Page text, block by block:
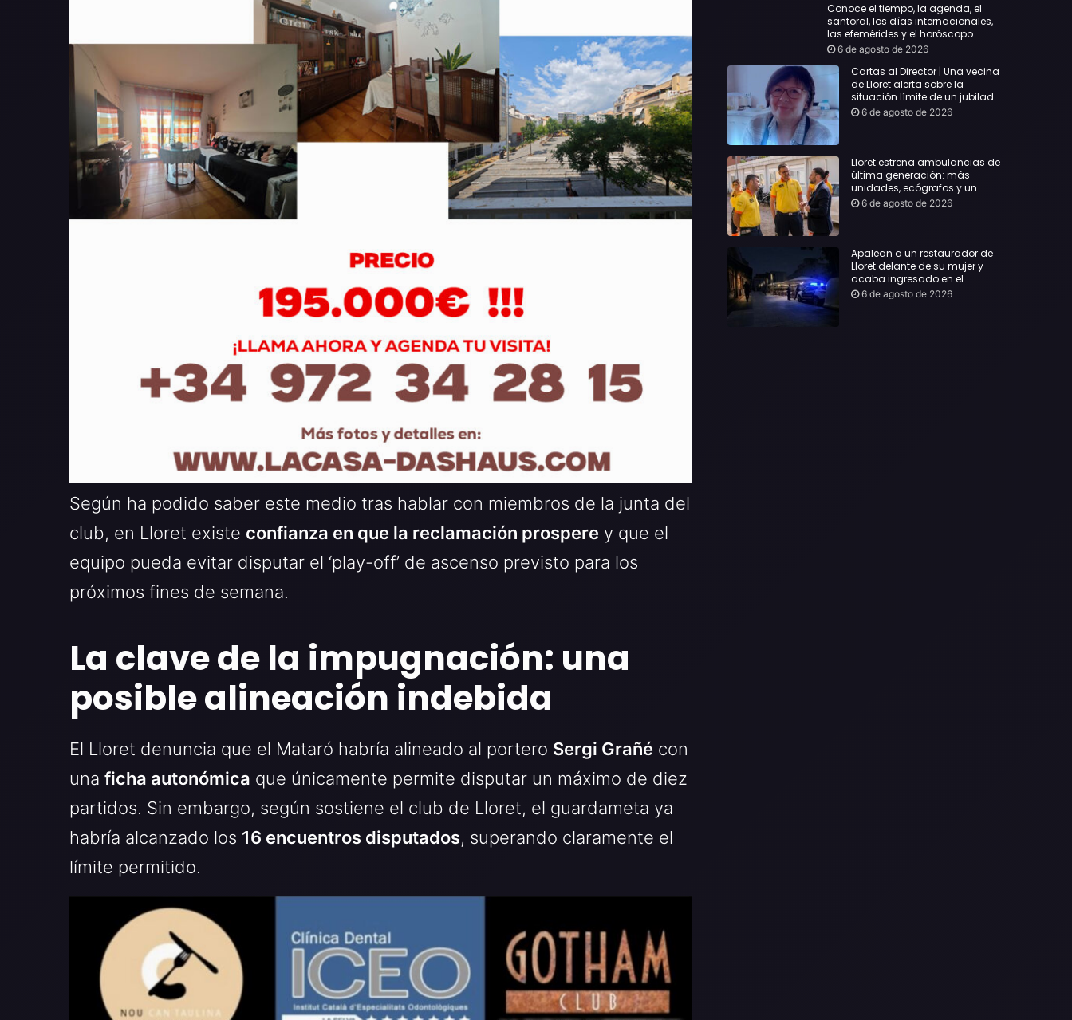
Según ha podido saber este medio tras hablar con miembros de la junta del
club, en Lloret existe confianza en que la reclamación prospere y que el
equipo pueda evitar disputar el ‘play-off’ de ascenso previsto para los
próximos fines de semana.
La clave de la impugnación: una
posible alineación indebida
El Lloret denuncia que el Mataró habría alineado al portero Sergi Grañé con
una ficha autonómica que únicamente permite disputar un máximo de diez
partidos. Sin embargo, según sostiene el club de Lloret, el guardameta ya
habría alcanzado los 16 encuentros disputados, superando claramente el
límite permitido.
Conoce el tiempo, la agenda, el
santoral, los días internacionales,
las efemérides y el horóscopo…
6 de agosto de 2026
Cartas al Director | Una vecina
de Lloret alerta sobre la
situación límite de un jubilado
de 65 años y pide una
6 de agosto de 2026
Lloret estrena ambulancias de
última generación: más
unidades, ecógrafos y un
servicio reforzado las 24 horas
6 de agosto de 2026
Apalean a un restaurador de
Lloret delante de su mujer y
acaba ingresado en el
Hospital Vall d’Hebron
6 de agosto de 2026